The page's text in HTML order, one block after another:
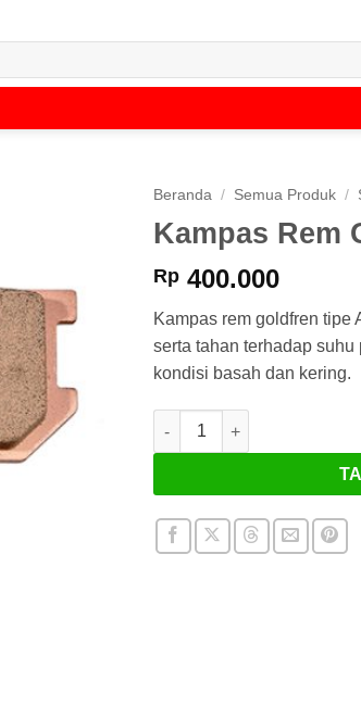
Beranda / Semua Produk /
Kampas Rem
Rp 400.000
Kampas rem goldfren tipe
serta tahan terhadap
kondisi basah dan kering.
Kuantitas Kampas Rem